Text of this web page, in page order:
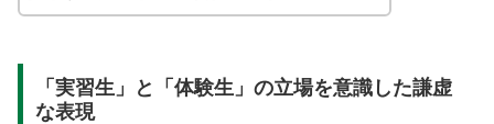
「実習生」と「体験生」の立場を意識した謙虚
な表現